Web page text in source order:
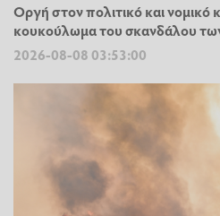
Οργή στον πολιτικό και νομικό
κουκούλωμα του σκανδάλου
2026-08-08 03:53:00